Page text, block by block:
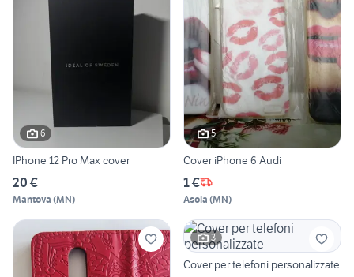
6
IPhone 12 Pro Max cover
20 €
Mantova (MN)
5
Cover iPhone 6 Audi
1 €
Asola (MN)
3
Cover per telefoni personalizzate